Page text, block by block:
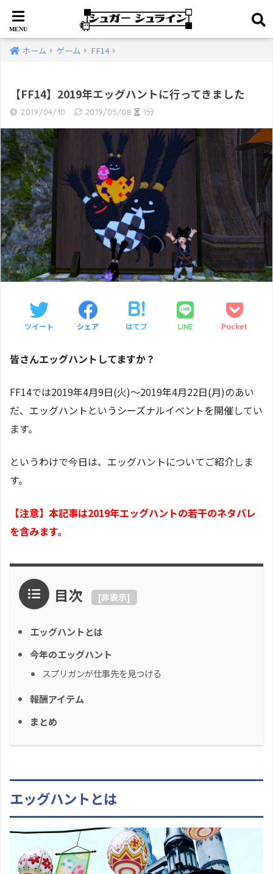
ホーム ゲーム FF14
【FF14】2019年エッグハントに行ってきました
2019/04/10 2019/05/08 1分
ツイート シェア はてブ LINE Pocket
皆さんエッグハントしてますか？
FF14では2019年4月9日(火)～2019年4月22日(月)のあい
だ、エッグハントというシーズナルイベントを開催してい
ます。
というわけで今日は、エッグハントについてご紹介しま
す。
【注意】本記事は2019年エッグハントの若干のネタバレ
を含みます。
目次 [非表示]
エッグハントとは
今年のエッグハント
スプリガンが仕事先を見つける
報酬アイテム
まとめ
エッグハントとは